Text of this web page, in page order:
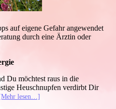
auf eigene Gefahr angewendet
durch eine Ärztin oder
Du möchtest raus in die
Heuschnupfen verdirbt Dir
lesen…]